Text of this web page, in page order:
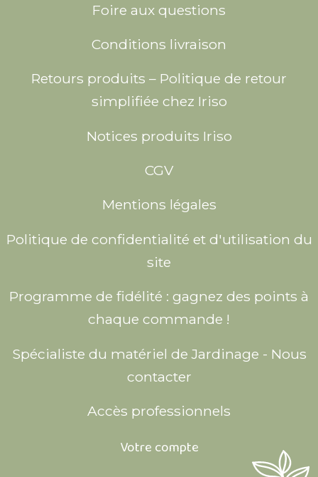
Foire aux questions
Conditions livraison
Retours produits – Politique de retour
simplifiée chez Iriso
Notices produits Iriso
CGV
Mentions légales
Politique de confidentialité et d'utilisation du
site
Programme de fidélité : gagnez des points à
chaque commande !
Spécialiste du matériel de Jardinage - Nous
contacter
Accès professionnels
Votre compte